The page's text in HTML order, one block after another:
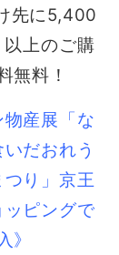
先に5,400
上のご購
無料！
産展「な
だおれう
つり」京王
ピングで
》